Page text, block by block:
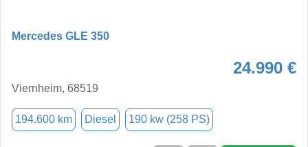
Mercedes GLE 350
24.990 €
Viernheim, 68519
194.600 km Diesel 190 kw (258 PS)